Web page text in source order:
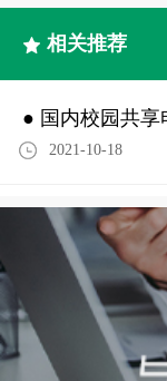
相关推荐
● 国内校园共
2021-10-18